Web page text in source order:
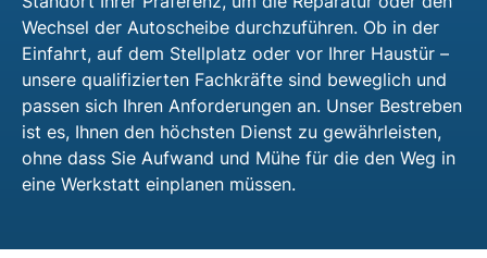
Wechsel der Autoscheibe durchzuführen. Ob in der
Einfahrt, auf dem Stellplatz oder vor Ihrer Haustür –
unsere qualifizierten Fachkräfte sind beweglich und
passen sich Ihren Anforderungen an. Unser Bestreben
ist es, Ihnen den höchsten Dienst zu gewährleisten,
ohne dass Sie Aufwand und Mühe für die den Weg in
eine Werkstatt einplanen müssen.